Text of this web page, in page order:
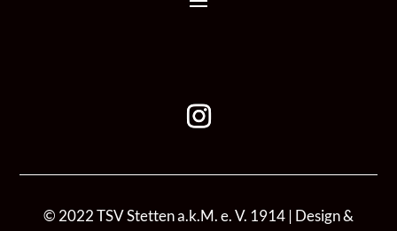
© 2022 TSV Stetten a.k.M. e. V. 1914 | Design &